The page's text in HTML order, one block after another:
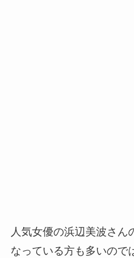
人気女優の浜辺美波さん
なっている方も多いので